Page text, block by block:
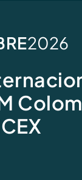
2026